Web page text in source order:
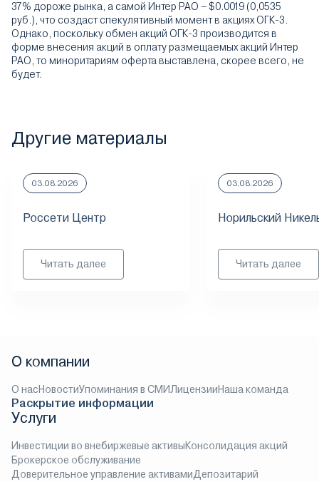
37% дороже рынка, а самой Интер РАО – $0.0019 (0,0535
руб.), что создаст спекулятивный момент в акциях ОГК-3.
Однако, поскольку обмен акций ОГК-3 производится в
форме внесения акций в оплату размещаемых акций Интер
РАО, то миноритариям оферта выставлена, скорее всего, не
будет.
Другие материалы
03.08.2026
Россети Центр
Читать далее
03.08.2026
Норильский
Читать далее
О компании
О насНовостиУпоминания в СМИЛицензииНаша команда
Раскрытие информации
Услуги
Инвестиции во внебиржевые активыКонсолидация акций
Брокерское обслуживание
Доверительное управление активамиДепозитарий